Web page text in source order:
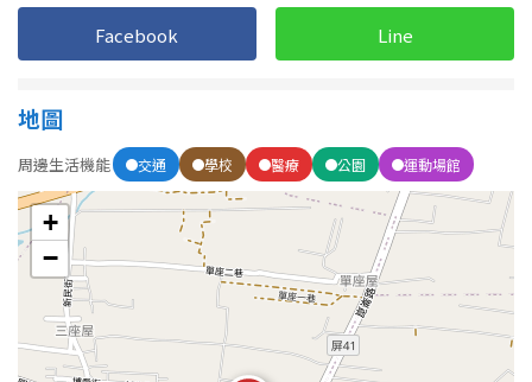
1樓 2樓
21樓以上
樓
格局
Facebook Line
地圖
周邊生活機能 交通 學校 醫療 公園 運動場館
+
−